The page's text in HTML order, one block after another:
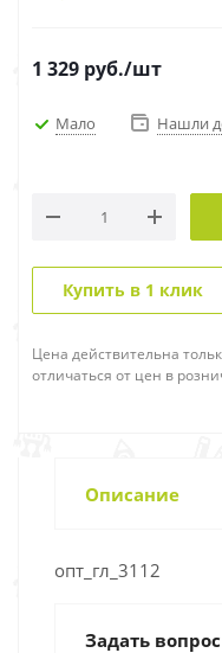
1 329 руб./шт
Мало Нашли
Купить в 1 клик
Цена действительна
отличаться от цен в
Описание
опт_гл_3112
Задать вопрос